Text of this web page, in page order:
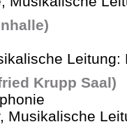
Leitung:
Krupp Saal)
Musikalische